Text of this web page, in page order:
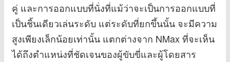
คู่ และการออกแบบที่นั่งที่แม้ว่าจะเป็นการออกแบบที่
เป็นชิ้นเดียวเล่นระดับ แต่ระดับที่ยกขึ้นนั้น จะมีความ
สูงเพียงเล็กน้อยเท่านั้น แตกต่างจาก NMax ที่จะเห็น
ได้ถึงตำแหน่งที่ชัดเจนของผู้ขับขี่และผู้โดยสาร